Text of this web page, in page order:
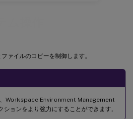
ァイルのコピーを制御します。
、Workspace Environment Management
ションをより強力にすることができます。